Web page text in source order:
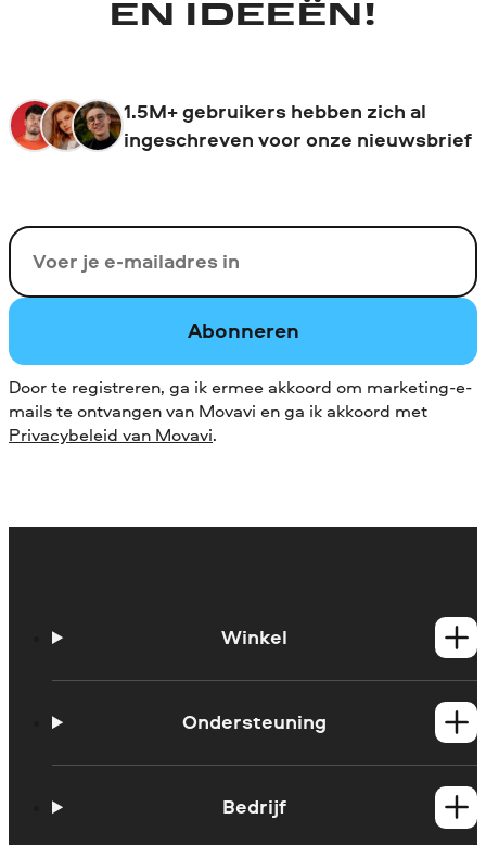
EN IDEEËN!
1.5M+ gebruikers hebben zich al
ingeschreven voor onze nieuwsbrief
Uw e-mail
Abonneren
Door te registreren, ga ik ermee akkoord om marketing-e-
mails te ontvangen van Movavi en ga ik akkoord met
Privacybeleid van Movavi.
Winkel
Mac-productenOndersteuning
Support contacterenBedrijf